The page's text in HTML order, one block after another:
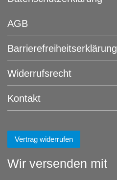
AGB
Barrierefreiheitserklärung
Widerrufs­recht
Kontakt
Vertrag widerrufen
Wir versenden mit